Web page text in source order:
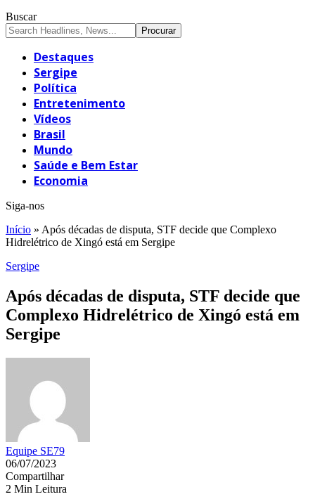
Buscar
Destaques
Sergipe
Política
Entretenimento
Vídeos
Brasil
Mundo
Saúde e Bem Estar
Economia
Siga-nos
Início » Após décadas de disputa, STF decide que Complexo
Hidrelétrico de Xingó está em Sergipe
Sergipe
Após décadas de disputa, STF decide que
Complexo Hidrelétrico de Xingó está em
Sergipe
Equipe SE79
06/07/2023
Compartilhar
2 Min Leitura